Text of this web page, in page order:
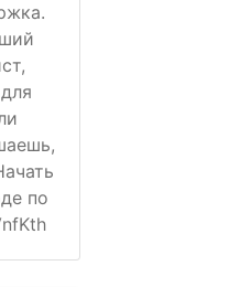
по